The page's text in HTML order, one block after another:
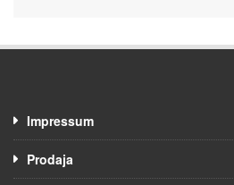
Impressum
Prodaja